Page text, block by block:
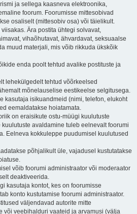
ja sellega kaasneva elektroonika,
foorum. Foorumisse mittesobivad
osaliselt (mittesobiv osa) või täielikult.
Ära postita ühtegi solvavat,
vihaõhutavat, ähvardavat, seksuaalse
muud materjali, mis võib rikkuda ükskõik
enda poolt tehtud avalike postituste ja
lehekülgedelt tehtud võõrkeelsed
mõnelauselise eestikeelse selgitusega.
kasutaja isikuandmeid (nimi, telefon, elukoht
eemaldatakse hoiatamata.
on eraisikute ostu-müügi kuulutuste
avaldamine tuleb eelnevalt foorumi
Eelneva kokkuleppe puudumisel kuulutused
põhjalikult üle, vajadusel kustutatakse
võib foorumi administraator või moderaator
deaktiveerida.
kasutaja kontot, kes on foorumisse
konto kustutamise foorumi administraator.
väljendavad autorite mitte
või veebihalduri vaateid ja arvamusi (välja